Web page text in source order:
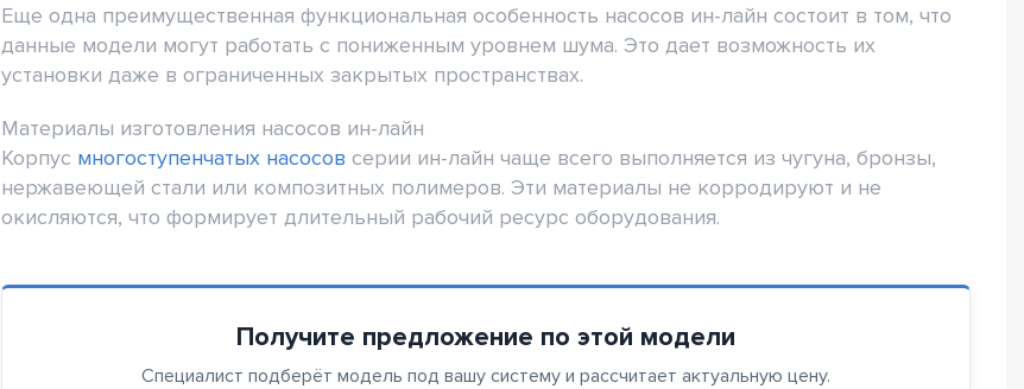
Еще одна преимущественная функциональная особенность насосов ин-лайн состоит в том, что
данные модели могут работать с пониженным уровнем шума. Это дает возможность их
установки даже в ограниченных закрытых пространствах.
Материалы изготовления насосов ин-лайн
Корпус многоступенчатых насосов серии ин-лайн чаще всего выполняется из чугуна, бронзы,
нержавеющей стали или композитных полимеров. Эти материалы не корродируют и не
окисляются, что формирует длительный рабочий ресурс оборудования.
Получите предложение по этой модели
Специалист подберёт модель под вашу систему и рассчитает актуальную цену.